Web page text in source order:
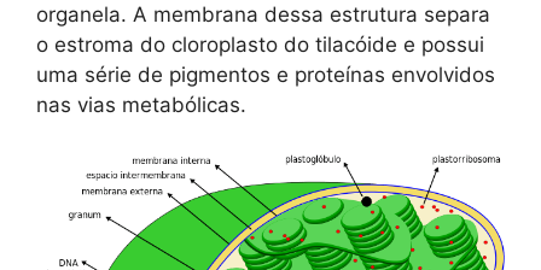
organela. A membrana dessa estrutura separa
o estroma do cloroplasto do tilacóide e possui
uma série de pigmentos e proteínas envolvidos
nas vias metabólicas.